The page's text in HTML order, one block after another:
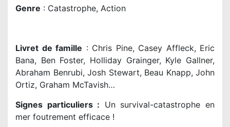
Genre : Catastrophe, Action
Livret de famille : Chris Pine, Casey Affleck, Eric
Bana, Ben Foster, Holliday Grainger, Kyle Gallner,
Abraham Benrubi, Josh Stewart, Beau Knapp, John
Ortiz, Graham McTavish…
Signes particuliers : Un survival-catastrophe en
mer foutrement efficace !